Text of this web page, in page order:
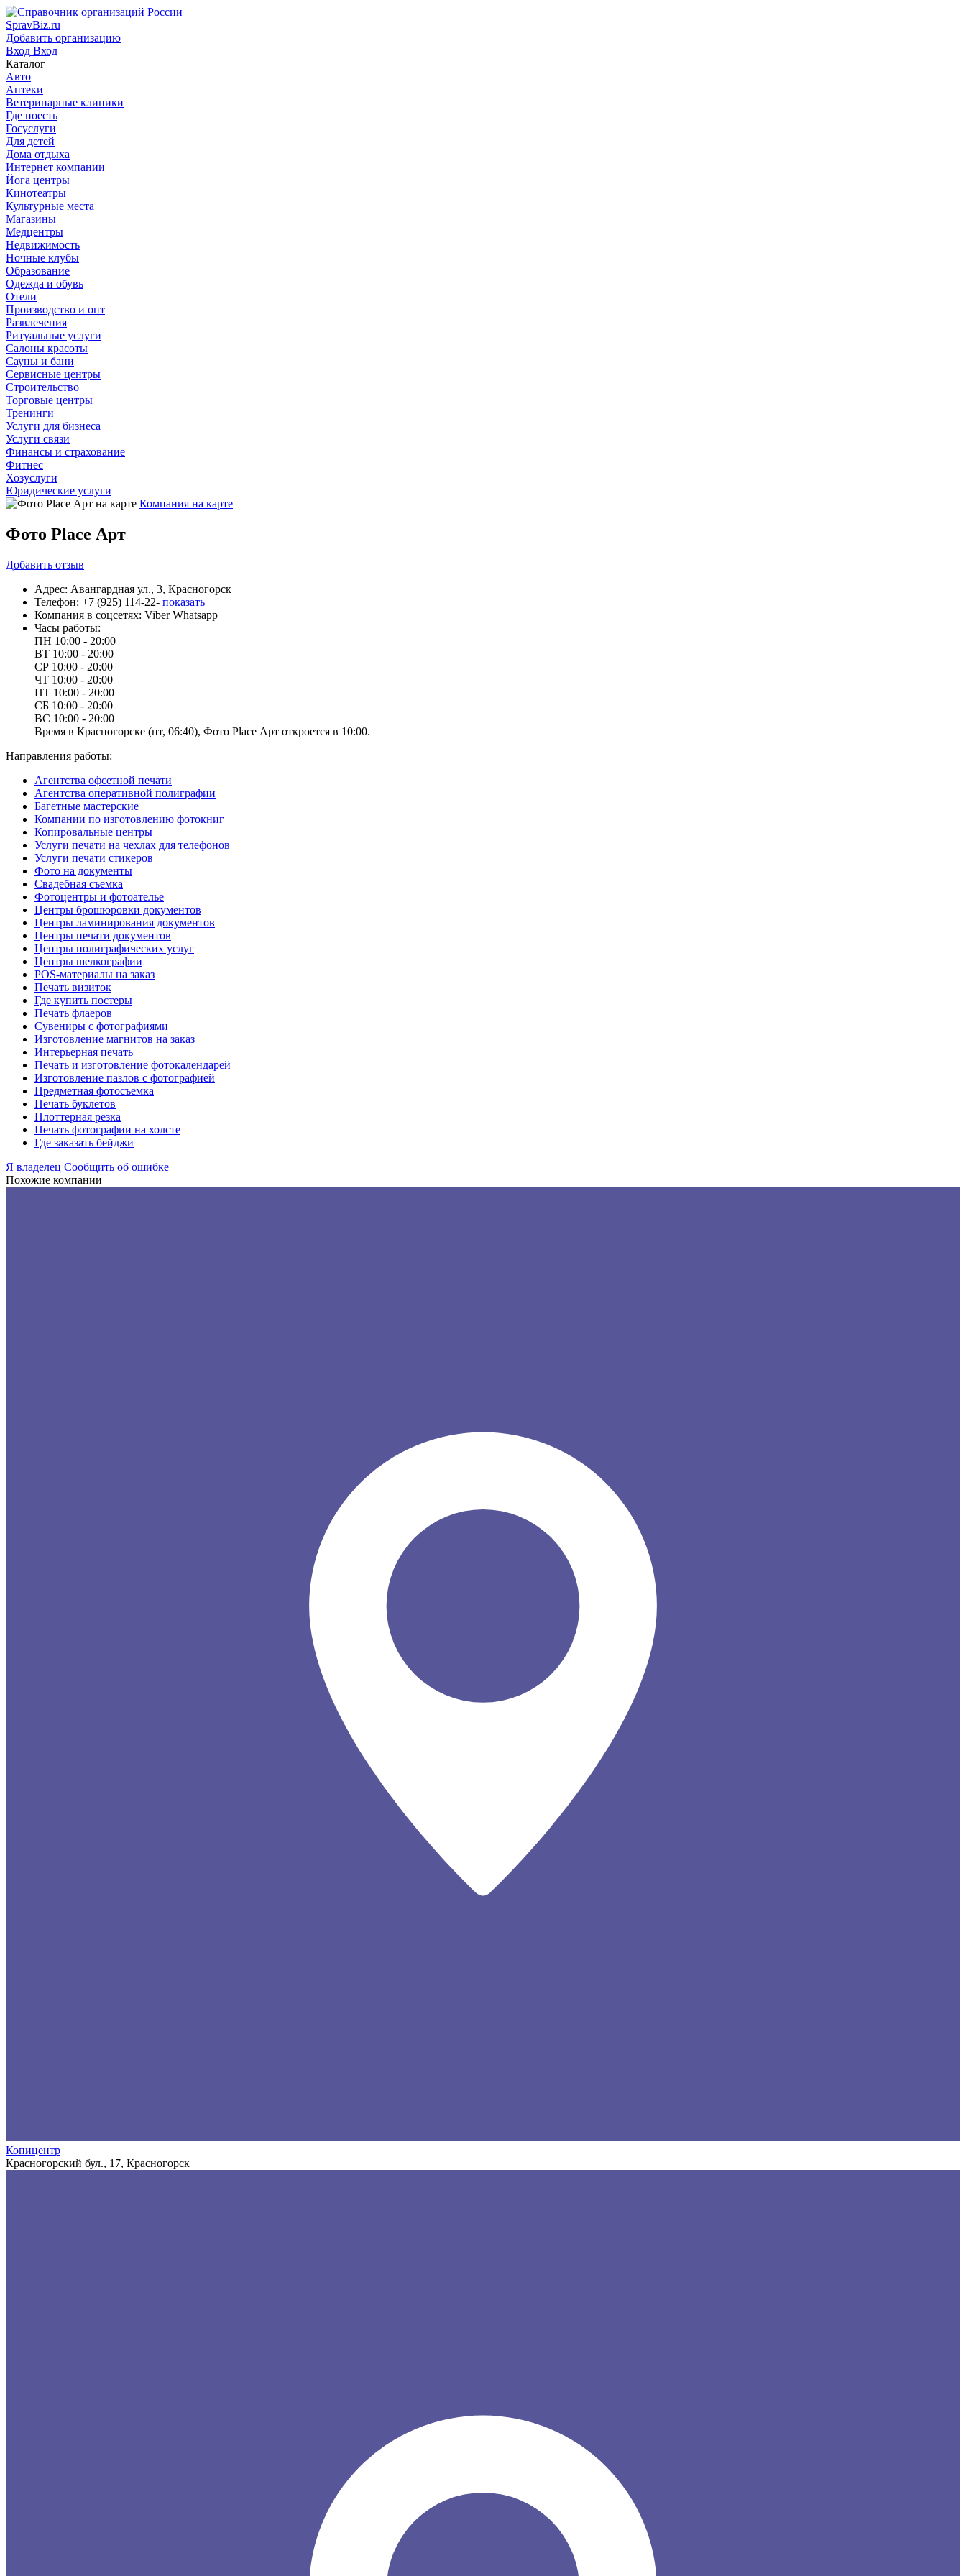
SpravBiz.ru
Добавить организацию
Вход Вход
Каталог
Авто
Аптеки
Ветеринарные клиники
Где поесть
Госуслуги
Для детей
Дома отдыха
Интернет компании
Йога центры
Кинотеатры
Культурные места
Магазины
Медцентры
Недвижимость
Ночные клубы
Образование
Одежда и обувь
Отели
Производство и опт
Развлечения
Ритуальные услуги
Салоны красоты
Сауны и бани
Сервисные центры
Строительство
Торговые центры
Тренинги
Услуги для бизнеса
Услуги связи
Финансы и страхование
Фитнес
Хозуслуги
Юридические услуги
Компания на карте
Фото Place Арт
Добавить отзыв
Адрес: Авангардная ул., 3, Красногорск
Телефон: +7 (925) 114-22- показать
Компания в соцсетях: Viber Whatsapp
Часы работы:
ПН 10:00 - 20:00
ВТ 10:00 - 20:00
СР 10:00 - 20:00
ЧТ 10:00 - 20:00
ПТ 10:00 - 20:00
СБ 10:00 - 20:00
ВС 10:00 - 20:00
Время в Красногорске (пт, 06:40), Фото Place Арт откроется в 10:00.
Направления работы:
Агентства офсетной печати
Агентства оперативной полиграфии
Багетные мастерские
Компании по изготовлению фотокниг
Копировальные центры
Услуги печати на чехлах для телефонов
Услуги печати стикеров
Фото на документы
Свадебная съемка
Фотоцентры и фотоателье
Центры брошюровки документов
Центры ламинирования документов
Центры печати документов
Центры полиграфических услуг
Центры шелкографии
POS-материалы на заказ
Печать визиток
Где купить постеры
Печать флаеров
Сувениры с фотографиями
Изготовление магнитов на заказ
Интерьерная печать
Печать и изготовление фотокалендарей
Изготовление пазлов с фотографией
Предметная фотосъемка
Печать буклетов
Плоттерная резка
Печать фотографии на холсте
Где заказать бейджи
Я владелец Сообщить об ошибке
Похожие компании
Копицентр
Красногорский бул., 17, Красногорск